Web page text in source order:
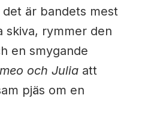
är bandets mest
skiva, rymmer den
en smygande
och Juliaatt
pjäs om en